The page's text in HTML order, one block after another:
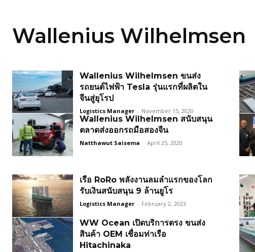
Wallenius Wilhelmsen
Wallenius Wilhelmsen ขนส่ง
รถยนต์ไฟฟ้า Tesla รุ่นแรกที่ผลิตใน
จีนสู่ยุโรป
Logistics Manager - November 15, 2020
Wallenius Wilhelmsen สนับสนุน
ตลาดส่งออกรถมือสองจีน
Natthawut Saisema - April 25, 2020
เรือ RoRo พลังงานลมลำแรกของโลก
รับเงินสนับสนุน 9 ล้านยูโร
Logistics Manager - February 2, 2023
WW Ocean เปิดบริการตรง ขนส่ง
สินค้า OEM เชื่อมท่าเรือ
Hitachinaka